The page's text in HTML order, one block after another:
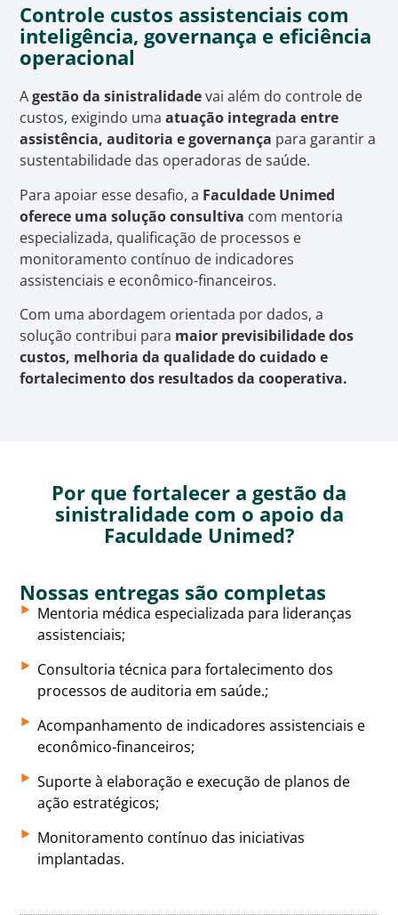
Controle custos assistenciais com
inteligência, governança e eficiência
operacional
Agestão da sinistralidadevai além do controle de
custos, exigindo umaatuação integrada entre
assistência, auditoria e governança para garantir a
sustentabilidade das operadoras de saúde.
Para apoiar esse desafio, a Faculdade Unimed
oferece uma solução consultiva com mentoria
especializada, qualificação de processos e
monitoramento contínuo de indicadores
assistenciais e econômico-financeiros.
Com uma abordagem orientada por dados, a
solução contribui para maior previsibilidade dos
custos, melhoria da qualidade do cuidado e
fortalecimento dos resultados da cooperativa.
Por que fortalecer a gestão da
sinistralidade com o apoio da
Faculdade Unimed?
Nossas entregas são completas
Mentoria médica especializada para lideranças
assistenciais;
Consultoria técnica para fortalecimento dos
processos de auditoria em saúde.;
Acompanhamento de indicadores assistenciais e
econômico-financeiros;
Suporte à elaboração e execução de planos de
ação estratégicos;
Monitoramento contínuo das iniciativas
implantadas.